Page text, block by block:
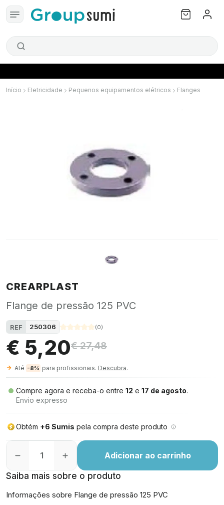
Início Eletricidade Pequenos equipamentos elétricos Flanges
CREARPLAST
Flange de pressão 125 PVC
REF 250306 (0)
€ 5,20€ 27,48
Até -8% para profissionais. Descubra.
Compre agora e receba-o entre 12 e 17 de agosto.
Envio expresso
Obtém +6 Sumis pela compra deste produto
Adicionar ao carrinho
Saiba mais sobre o produto
Informações sobre Flange de pressão 125 PVC